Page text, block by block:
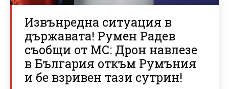
Извънредна ситуация в
държавата! Румен Радев
съобщи от МС: Дрон навлезе
в България откъм Румъния
и бе взривен тази сутрин!